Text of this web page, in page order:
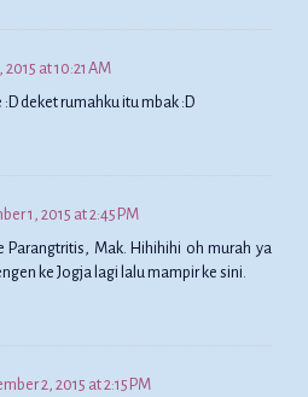
at 10:21 AM
deket rumahku itu mbak :D
1, 2015 at 2:45 PM
Parangtritis, Mak. Hihihihi oh murah ya
ke Jogja lagi lalu mampir ke sini.
2, 2015 at 2:15 PM